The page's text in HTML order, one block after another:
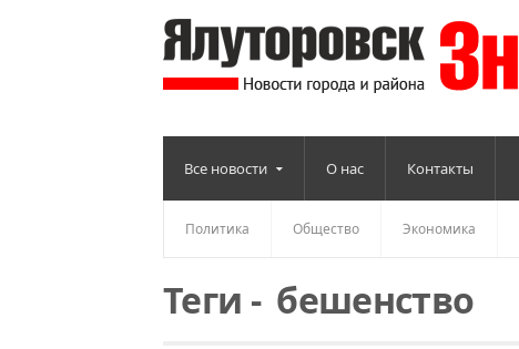
Все новости О нас Контакты
Политика Общество Экономика
Теги -бешенство